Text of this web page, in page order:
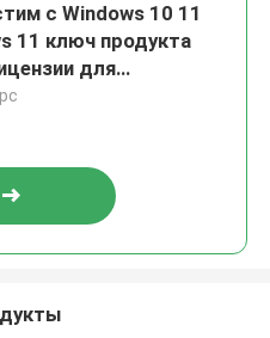
с Windows 10 11
11 ключ продукта
для